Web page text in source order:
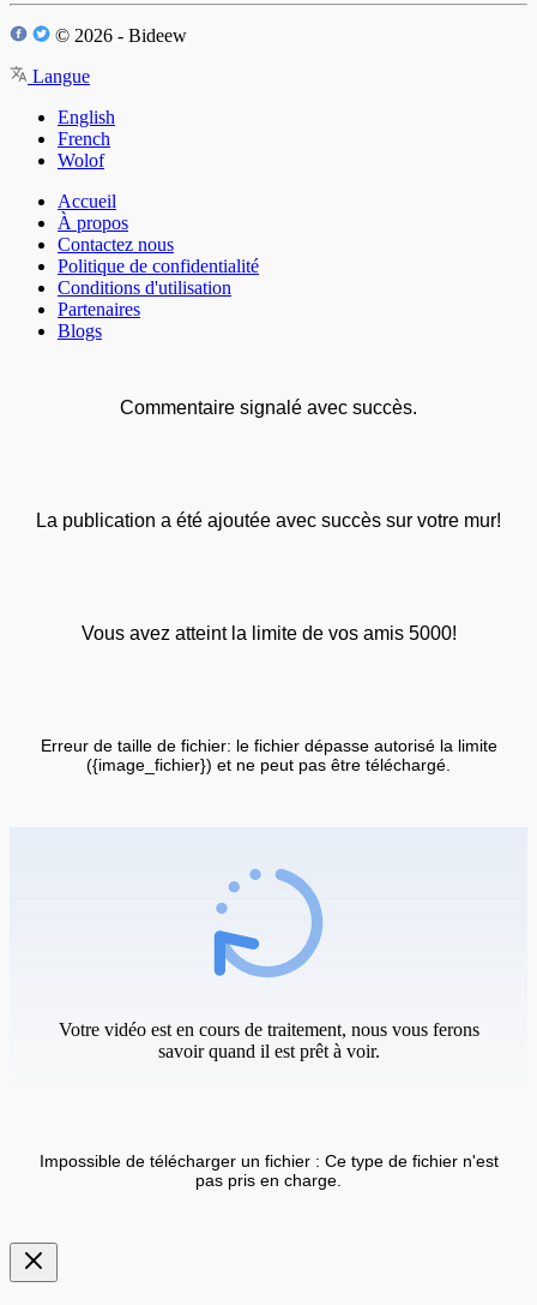
© 2026 - Bideew
Langue
English
French
Wolof
Accueil
À propos
Contactez nous
Politique de confidentialité
Conditions d'utilisation
Partenaires
Blogs
Commentaire signalé avec succès.
La publication a été ajoutée avec succès sur votre mur!
Vous avez atteint la limite de vos amis 5000!
Erreur de taille de fichier: le fichier dépasse autorisé la limite
({image_fichier}) et ne peut pas être téléchargé.
Votre vidéo est en cours de traitement, nous vous ferons
savoir quand il est prêt à voir.
Impossible de télécharger un fichier : Ce type de fichier n'est
pas pris en charge.